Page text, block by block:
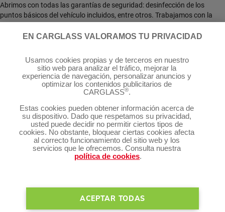
Abrimos con todas las garantías de seguridad: desinfección de los
puntos básicos del vehículo incluidos, entre otros. Trabajamos con la
¡Llámanos para resolver cualquier duda o pide cita!
Servicios Carglass®
Te puede interesar
Mapa del sitio
EN CARGLASS VALORAMOS TU PRIVACIDAD
Usamos cookies propias y de terceros en nuestro
sitio web para analizar el tráfico, mejorar la
experiencia de navegación, personalizar anuncios y
optimizar los contenidos publicitarios de
CARGLASS®.
Estas cookies pueden obtener información acerca de
su dispositivo. Dado que respetamos su privacidad,
usted puede decidir no permitir ciertos tipos de
cookies. No obstante, bloquear ciertas cookies afecta
al correcto funcionamiento del sitio web y los
servicios que le ofrecemos. Consulta nuestra
política de cookies.
ACEPTAR TODAS